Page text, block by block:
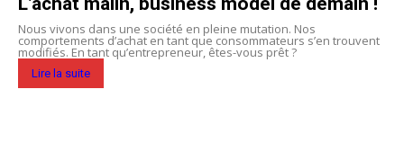
Nous vivons dans une société en pleine mutation. Nos
comportements d’achat en tant que consommateurs s’en trouvent
modifiés. En tant qu’entrepreneur, êtes-vous prêt ?
Lire la suite